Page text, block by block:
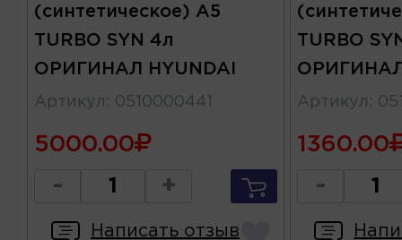
(синтетическое) A5
TURBO SYN 4л
ОРИГИНАЛ HYUNDAI
Артикул : 0510000441
5000.00
- +
Написать отзыв
TURBO
ОРИГИНАЛ
Артикул :
1360.00
-